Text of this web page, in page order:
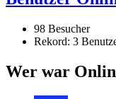
98 Besucher
Rekord: 3
Wer war